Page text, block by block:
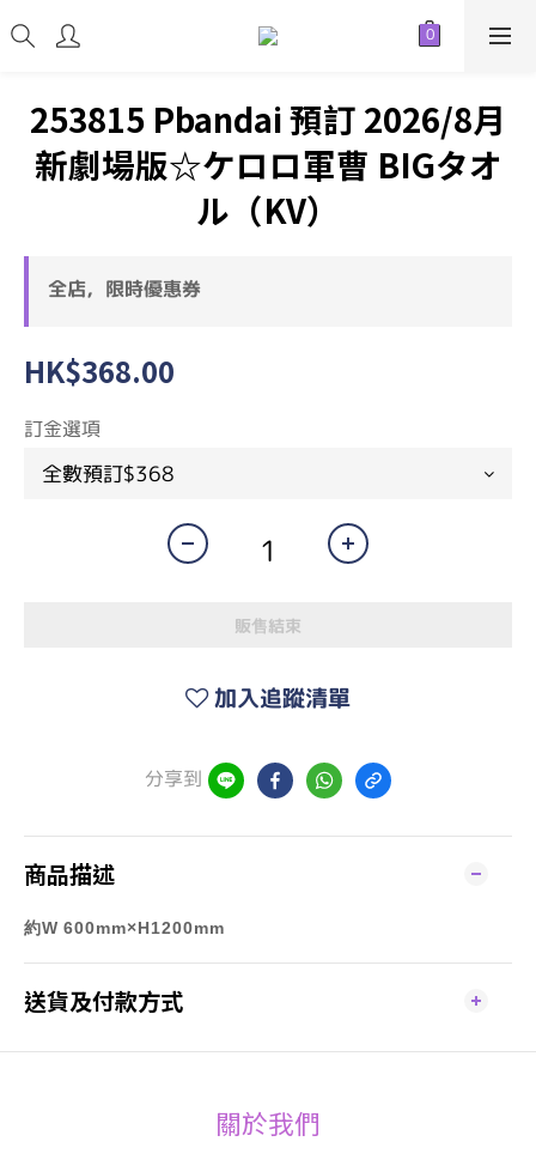
253815 Pbandai 預訂 2026/8月
新劇場版☆ケロロ軍曹 BIGタオ
ル（KV）
全店，限時優惠券
HK$368.00
訂金選項
販售結束
加入追蹤清單
分享到
商品描述
約W 600mm×H1200mm
送貨及付款方式
關於我們